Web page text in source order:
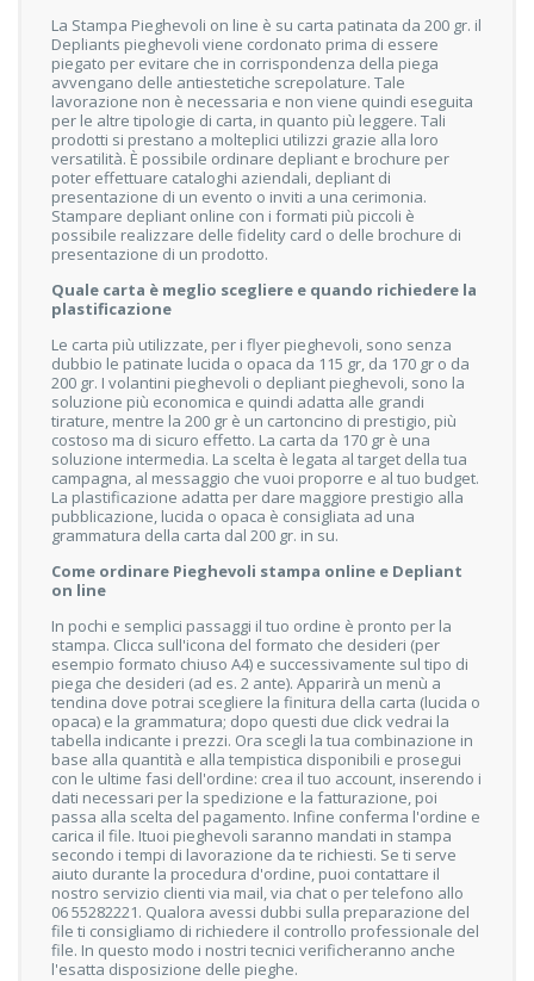
La Stampa Pieghevoli on line è su carta patinata da 200 gr. il
Depliants pieghevoli viene cordonato prima di essere
piegato per evitare che in corrispondenza della piega
avvengano delle antiestetiche screpolature. Tale
lavorazione non è necessaria e non viene quindi eseguita
per le altre tipologie di carta, in quanto più leggere. Tali
prodotti si prestano a molteplici utilizzi grazie alla loro
versatilità. È possibile ordinare depliant e brochure per
poter effettuare cataloghi aziendali, depliant di
presentazione di un evento o inviti a una cerimonia.
Stampare depliant online con i formati più piccoli è
possibile realizzare delle fidelity card o delle brochure di
presentazione di un prodotto.
Quale carta è meglio scegliere e quando richiedere la
plastificazione
Le carta più utilizzate, per i flyer pieghevoli, sono senza
dubbio le patinate lucida o opaca da 115 gr, da 170 gr o da
200 gr. I volantini pieghevoli o depliant pieghevoli, sono la
soluzione più economica e quindi adatta alle grandi
tirature, mentre la 200 gr è un cartoncino di prestigio, più
costoso ma di sicuro effetto. La carta da 170 gr è una
soluzione intermedia. La scelta è legata al target della tua
campagna, al messaggio che vuoi proporre e al tuo budget.
La plastificazione adatta per dare maggiore prestigio alla
pubblicazione, lucida o opaca è consigliata ad una
grammatura della carta dal 200 gr. in su.
Come ordinare Pieghevoli stampa online e Depliant
on line
In pochi e semplici passaggi il tuo ordine è pronto per la
stampa. Clicca sull'icona del formato che desideri (per
esempio formato chiuso A4) e successivamente sul tipo di
piega che desideri (ad es. 2 ante). Apparirà un menù a
tendina dove potrai scegliere la finitura della carta (lucida o
opaca) e la grammatura; dopo questi due click vedrai la
tabella indicante i prezzi. Ora scegli la tua combinazione in
base alla quantità e alla tempistica disponibili e prosegui
con le ultime fasi dell'ordine: crea il tuo account, inserendo i
dati necessari per la spedizione e la fatturazione, poi
passa alla scelta del pagamento. Infine conferma l'ordine e
carica il file. Ituoi pieghevoli saranno mandati in stampa
secondo i tempi di lavorazione da te richiesti. Se ti serve
aiuto durante la procedura d'ordine, puoi contattare il
nostro servizio clienti via mail, via chat o per telefono allo
06 55282221. Qualora avessi dubbi sulla preparazione del
file ti consigliamo di richiedere il controllo professionale del
file. In questo modo i nostri tecnici verificheranno anche
l'esatta disposizione delle pieghe.